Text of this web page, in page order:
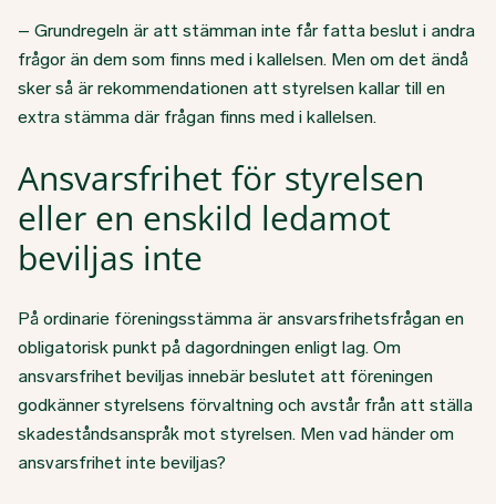
– Grundregeln är att stämman inte får fatta beslut i andra
frågor än dem som finns med i kallelsen. Men om det ändå
sker så är rekommendationen att styrelsen kallar till en
extra stämma där frågan finns med i kallelsen.
Ansvarsfrihet för styrelsen
eller en enskild ledamot
beviljas inte
På ordinarie föreningsstämma är ansvarsfrihetsfrågan en
obligatorisk punkt på dagordningen enligt lag. Om
ansvarsfrihet beviljas innebär beslutet att föreningen
godkänner styrelsens förvaltning och avstår från att ställa
skadeståndsanspråk mot styrelsen. Men vad händer om
ansvarsfrihet inte beviljas?